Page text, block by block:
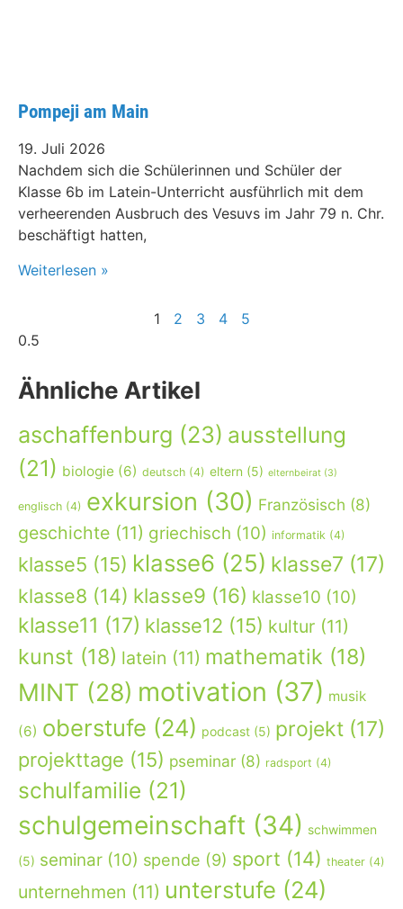
Pompeji am Main
19. Juli 2026
Nachdem sich die Schülerinnen und Schüler der
Klasse 6b im Latein-Unterricht ausführlich mit dem
verheerenden Ausbruch des Vesuvs im Jahr 79 n. Chr.
beschäftigt hatten,
Weiterlesen »
1 2 3 4 5
Ähnliche Artikel
aschaffenburg (23) ausstellung
(21) biologie (6) deutsch (4) eltern (5) elternbeirat (3)
englisch (4) exkursion (30) Französisch (8)
geschichte (11) griechisch (10) informatik (4)
klasse5 (15) klasse6 (25) klasse7 (17)
klasse8 (14) klasse9 (16) klasse10 (10)
klasse11 (17) klasse12 (15) kultur (11)
kunst (18) latein (11) mathematik (18)
MINT (28) motivation (37) musik
(6) oberstufe (24) podcast (5) projekt (17)
projekttage (15) pseminar (8) radsport (4)
schulfamilie (21)
schulgemeinschaft (34) schwimmen
(5) seminar (10) spende (9) sport (14) theater (4)
unternehmen (11) unterstufe (24)